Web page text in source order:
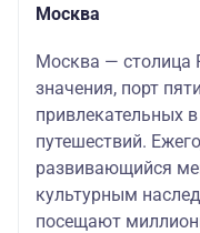
Москва
Москва — столица
значения, порт
привлекательных
путешествий.
развивающийся
культурным
посещают